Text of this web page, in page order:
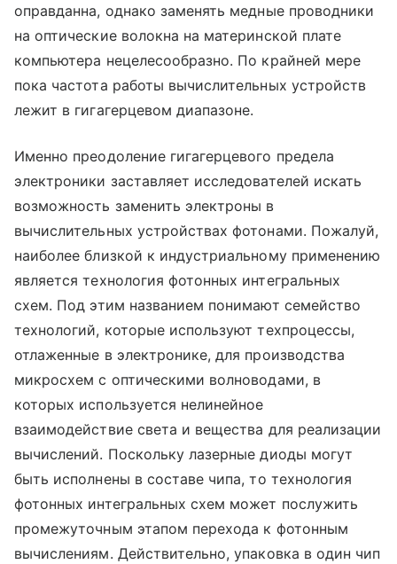
оправданна, однако заменять медные проводники
на оптические волокна на материнской плате
компьютера нецелесообразно. По крайней мере
пока частота работы вычислительных устройств
лежит в гигагерцевом диапазоне.
Именно преодоление гигагерцевого предела
электроники заставляет исследователей искать
возможность заменить электроны в
вычислительных устройствах фотонами. Пожалуй,
наиболее близкой к индустриальному применению
является технология фотонных интегральных
схем. Под этим названием понимают семейство
технологий, которые используют техпроцессы,
отлаженные в электронике, для производства
микросхем с оптическими волноводами, в
которых используется нелинейное
взаимодействие света и вещества для реализации
вычислений. Поскольку лазерные диоды могут
быть исполнены в составе чипа, то технология
фотонных интегральных схем может послужить
промежуточным этапом перехода к фотонным
вычислениям. Действительно, упаковка в один чип